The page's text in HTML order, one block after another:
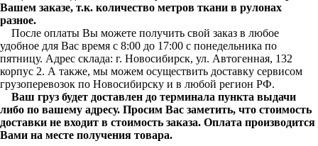
Вашем заказе, т.к. количество метров ткани в рулонах
разное.
После оплаты Вы можете получить свой заказ в любое
удобное для Вас время с 8:00 до 17:00 с понедельника по
пятницу. Адрес склада: г. Новосибирск, ул. Автогенная, 132
корпус 2. А также, мы можем осуществить доставку сервисом
грузоперевозок по Новосибирску и в любой регион РФ.
Ваш груз будет доставлен до терминала пункта выдачи
либо по вашему адресу. Просим Вас заметить, что стоимость
доставки не входит в стоимость заказа. Оплата производится
Вами на месте получения товара.